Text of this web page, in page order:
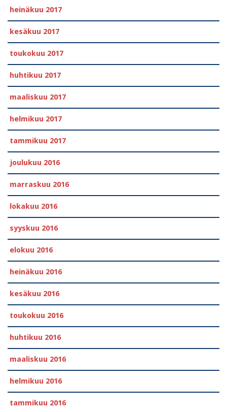
heinäkuu 2017
kesäkuu 2017
toukokuu 2017
huhtikuu 2017
maaliskuu 2017
helmikuu 2017
tammikuu 2017
joulukuu 2016
marraskuu 2016
lokakuu 2016
syyskuu 2016
elokuu 2016
heinäkuu 2016
kesäkuu 2016
toukokuu 2016
huhtikuu 2016
maaliskuu 2016
helmikuu 2016
tammikuu 2016